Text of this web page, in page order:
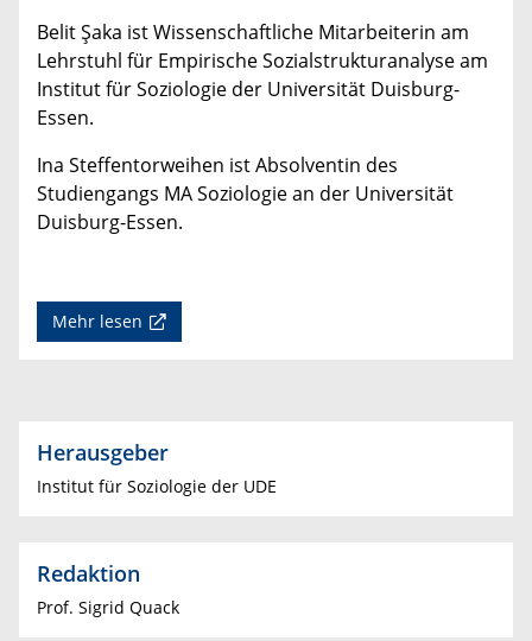
Belit Şaka ist Wissenschaftliche Mitarbeiterin am
Lehrstuhl für Empirische Sozialstrukturanalyse am
Institut für Soziologie der Universität Duisburg-
Essen.
Ina Steffentorweihen ist Absolventin des
Studiengangs MA Soziologie an der Universität
Duisburg-Essen.
Mehr lesen
Herausgeber
Institut für Soziologie der UDE
Redaktion
Prof. Sigrid Quack